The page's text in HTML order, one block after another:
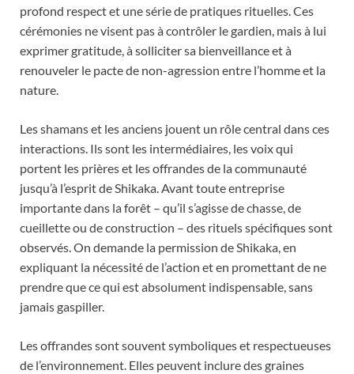
profond respect et une série de pratiques rituelles. Ces
cérémonies ne visent pas à contrôler le gardien, mais à lui
exprimer gratitude, à solliciter sa bienveillance et à
renouveler le pacte de non-agression entre l’homme et la
nature.
Les shamans et les anciens jouent un rôle central dans ces
interactions. Ils sont les intermédiaires, les voix qui
portent les prières et les offrandes de la communauté
jusqu’à l’esprit de Shikaka. Avant toute entreprise
importante dans la forêt – qu’il s’agisse de chasse, de
cueillette ou de construction – des rituels spécifiques sont
observés. On demande la permission de Shikaka, en
expliquant la nécessité de l’action et en promettant de ne
prendre que ce qui est absolument indispensable, sans
jamais gaspiller.
Les offrandes sont souvent symboliques et respectueuses
de l’environnement. Elles peuvent inclure des graines